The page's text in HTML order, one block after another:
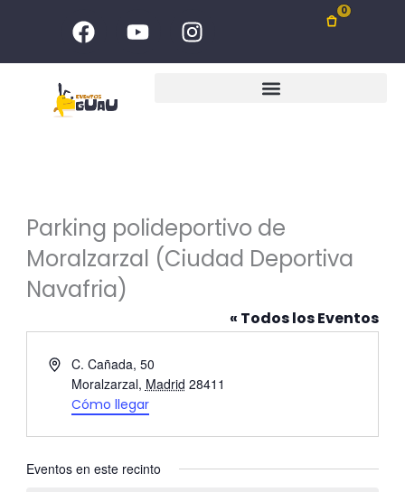
contenido
F
a
c
e
b
Y
o
u
I
n
s
0
Parking polideportivo de
Moralzarzal (Ciudad Deportiva
Navafria)
« Todos los Eventos
Dirección
C. Cañada, 50
Moralzarzal, Madrid 28411
Cómo llegar
Eventos en este recinto